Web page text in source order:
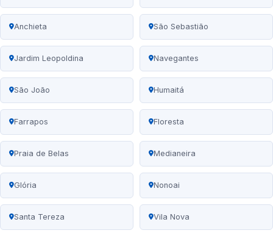
Anchieta São Sebastião
Jardim Leopoldina Navegantes
São João Humaitá
Farrapos Floresta
Praia de Belas Medianeira
Glória Nonoai
Santa Tereza Vila Nova